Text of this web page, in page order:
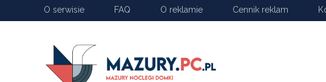
O serwisie FAQ O reklamie Cennik reklam